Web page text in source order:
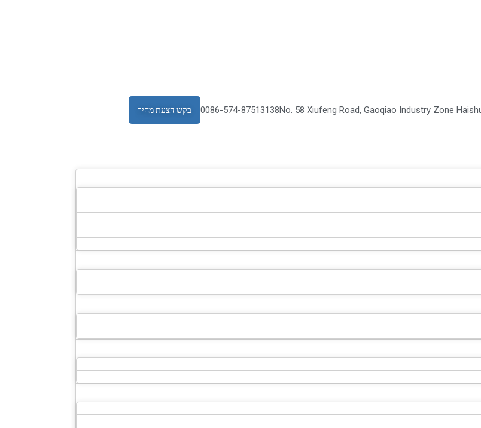
0086-574-87513138No. 58 Xiufeng Road, Gaoqiao Industry Zone בקש הצעת מחיר